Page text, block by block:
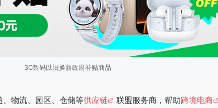
3C数码以旧换新政府补贴商品
物流、园区、仓储等供应链 联盟服务商，帮助跨境电商